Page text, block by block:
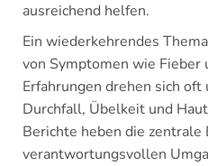
ausreichend helfen.
Ein wiederkehrendes
von Symptomen wie Fieber
Erfahrungen drehen sich
Durchfall, Übelkeit und
Berichte heben die zentrale
verantwortungsvollen